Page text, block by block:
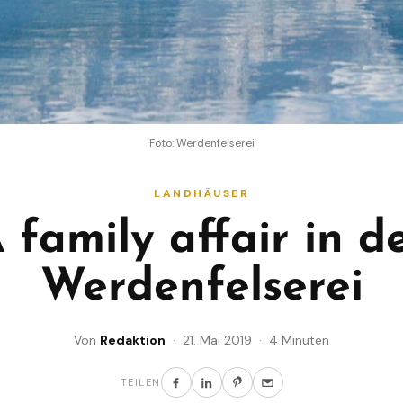
Foto: Werdenfelserei
LANDHÄUSER
family affair in
Werdenfelserei
Von Redaktion · 21. Mai 2019 · 4 Minuten
TEILEN